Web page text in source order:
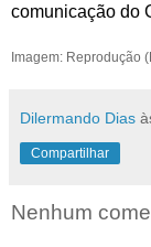
comunicação do
Imagem: Reprodução
Dilermando Dias
Compartilhar
Nenhum